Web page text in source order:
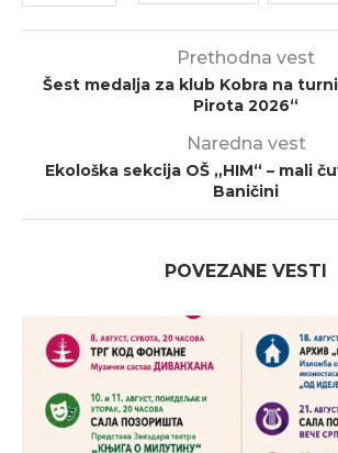
Prethodna vest
Šest medalja za klub Kobra na
Pirota 2026“
Naredna vest
Ekološka sekcija OŠ „HIM“ – mali
Baničini
POVEZANE VESTI